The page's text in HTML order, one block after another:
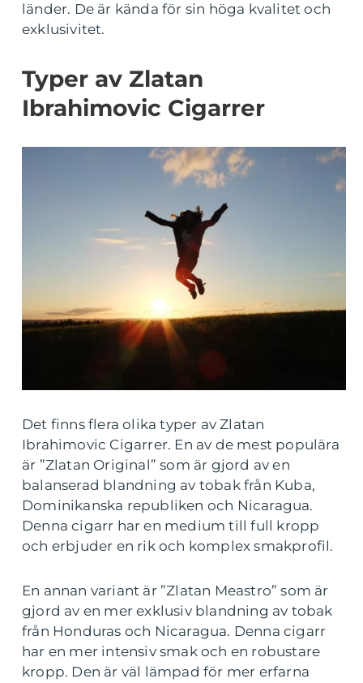
länder. De är kända för sin höga kvalitet och
exklusivitet.
Typer av Zlatan
Ibrahimovic Cigarrer
Det finns flera olika typer av Zlatan
Ibrahimovic Cigarrer. En av de mest populära
är ”Zlatan Original” som är gjord av en
balanserad blandning av tobak från Kuba,
Dominikanska republiken och Nicaragua.
Denna cigarr har en medium till full kropp
och erbjuder en rik och komplex smakprofil.
En annan variant är ”Zlatan Meastro” som är
gjord av en mer exklusiv blandning av tobak
från Honduras och Nicaragua. Denna cigarr
har en mer intensiv smak och en robustare
kropp. Den är väl lämpad för mer erfarna